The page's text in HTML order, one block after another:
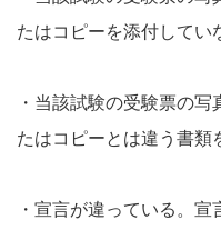
たはコピーを添付してい
・当該試験の受験票の
たはコピーとは違う書類
・宣言が違っている。